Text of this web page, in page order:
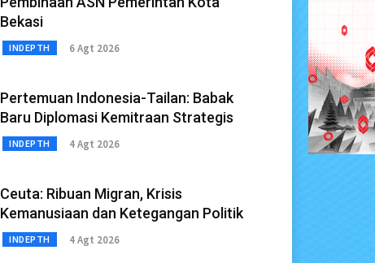
Bekasi
INDEPTH 6 Agt 2026
Pertemuan Indonesia-Tailan: Babak
Baru Diplomasi Kemitraan Strategis
INDEPTH 4 Agt 2026
Ceuta: Ribuan Migran, Krisis
Kemanusiaan dan Ketegangan Politik
INDEPTH 4 Agt 2026